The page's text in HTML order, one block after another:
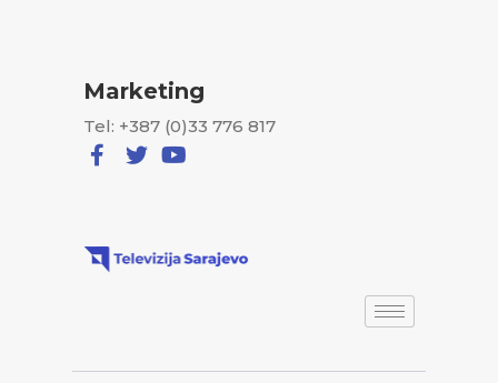
Marketing
Tel: +387 (0)33 776 817